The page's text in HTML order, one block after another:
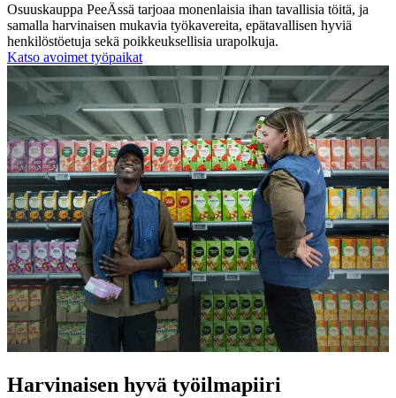
Osuuskauppa PeeÄssä tarjoaa monenlaisia ihan tavallisia töitä, ja
samalla harvinaisen mukavia työkavereita, epätavallisen hyviä
henkilöstöetuja sekä poikkeuksellisia urapolkuja.
Katso avoimet työpaikat
Harvinaisen hyvä työilmapiiri